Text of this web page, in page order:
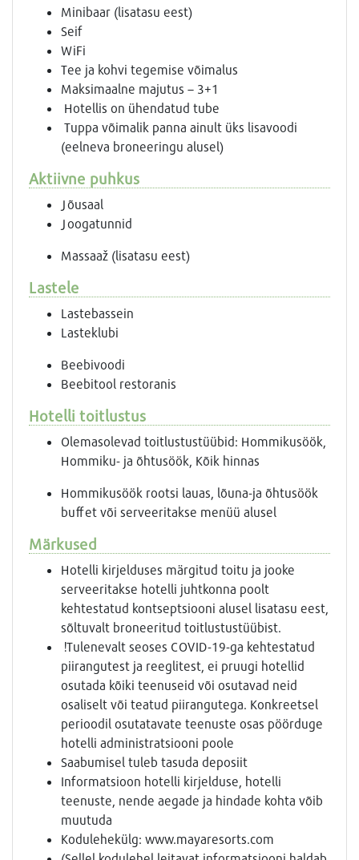
Minibaar (lisatasu eest)
Seif
WiFi
Tee ja kohvi tegemise võimalus
Maksimaalne majutus – 3+1
Hotellis on ühendatud tube
Tuppa võimalik panna ainult üks lisavoodi
(eelneva broneeringu alusel)
Aktiivne puhkus
Jõusaal
Joogatunnid
Massaaž (lisatasu eest)
Lastele
Lastebassein
Lasteklubi
Beebivoodi
Beebitool restoranis
Hotelli toitlustus
Olemasolevad toitlustustüübid: Hommikusöök,
Hommiku- ja õhtusöök, Kõik hinnas
Hommikusöök rootsi lauas, lõuna-ja õhtusöök
buffet või serveeritakse menüü alusel
Märkused
Hotelli kirjelduses märgitud toitu ja jooke
serveeritakse hotelli juhtkonna poolt
kehtestatud kontseptsiooni alusel lisatasu eest,
sõltuvalt broneeritud toitlustustüübist.
!Tulenevalt seoses COVID-19-ga kehtestatud
piirangutest ja reeglitest, ei pruugi hotellid
osutada kõiki teenuseid või osutavad neid
osaliselt või teatud piirangutega. Konkreetsel
perioodil osutatavate teenuste osas pöörduge
hotelli administratsiooni poole
Saabumisel tuleb tasuda deposiit
Informatsioon hotelli kirjelduse, hotelli
teenuste, nende aegade ja hindade kohta võib
muutuda
Kodulehekülg: www.mayaresorts.com